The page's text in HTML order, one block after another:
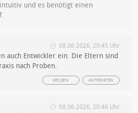
und es benötigt einen
08.06.2026, 20:45 Uhr
auch Entwickler ein. Die Eltern sind
nach Proben.
ANTWORTEN
MELDEN
08.06.2026, 20:46 Uhr